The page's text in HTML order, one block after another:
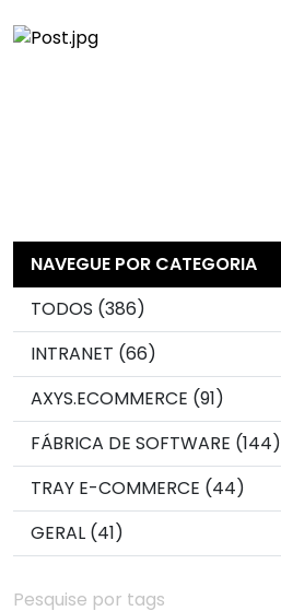
NAVEGUE POR CATEGORIA
TODOS (386)
INTRANET (66)
AXYS.ECOMMERCE (91)
FÁBRICA DE SOFTWARE (144)
TRAY E-COMMERCE (44)
GERAL (41)
Pesquise por tags